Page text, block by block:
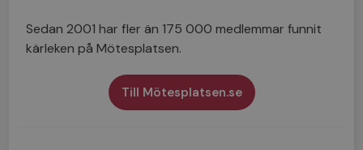
Sedan 2001 har fler än 175 000 medlemmar funnit
kärleken på Mötesplatsen.
Till Mötesplatsen.se